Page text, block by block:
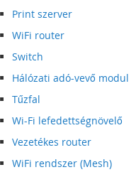
Print szerver
WiFi router
Switch
Hálózati adó-vevő modul
Tűzfal
Wi-Fi lefedettségnövelő
Vezetékes router
WiFi rendszer (Mesh)